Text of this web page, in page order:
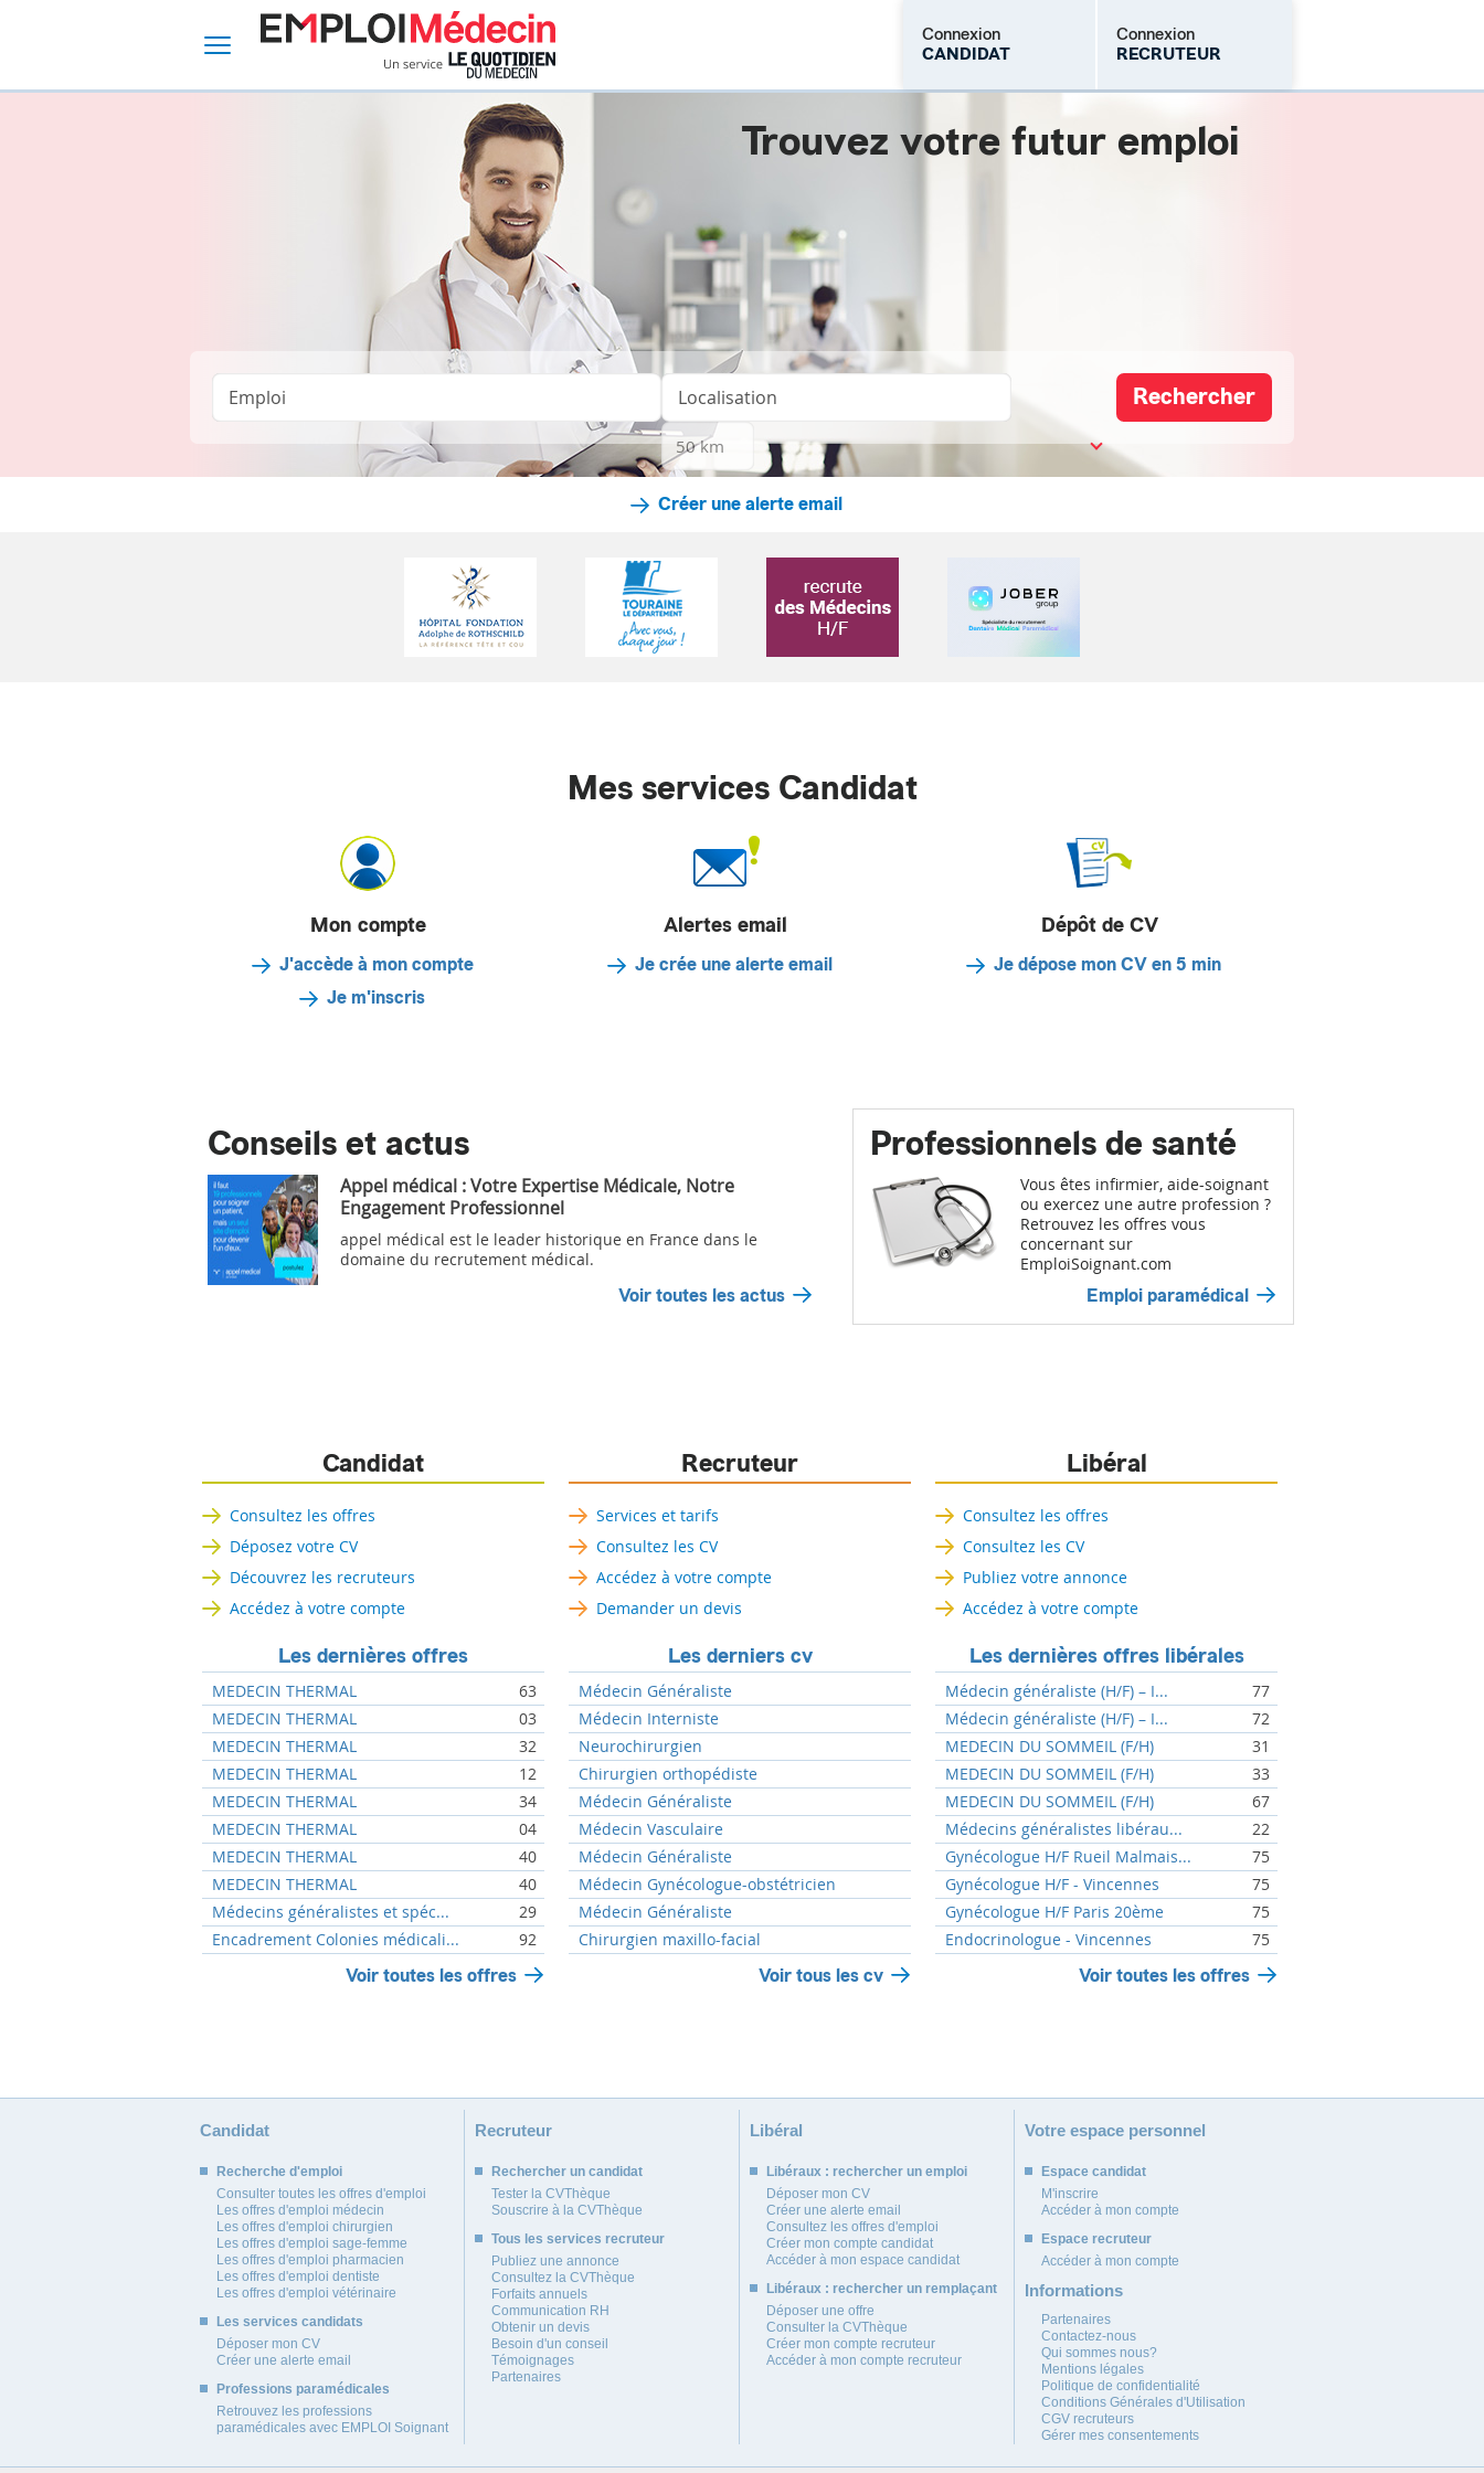
Connexion
CANDIDAT
Connexion
RECRUTEUR
M'inscrire Mot de passe oublié
Trouvez votre futur emploi
Créer une alerte email
Mes services Candidat
Mon compte
J'accède à mon compte
Je m'inscris
Alertes email
Je crée une alerte email
Dépôt de CV
Je dépose mon CV en 5 min
Conseils et actus
Appel médical : Votre Expertise Médicale, Notre
Engagement Professionnel
appel médical est le leader historique en France dans le
domaine du recrutement médical.
Voir toutes les actus
Professionnels de santé
Vous êtes infirmier, aide-soignant
ou exercez une autre profession ?
Retrouvez les offres vous
concernant sur
EmploiSoignant.com
Emploi paramédical
Candidat
Consultez les offres
Déposez votre CV
Découvrez les recruteurs
Accédez à votre compte
Les dernières offres
MEDECIN THERMAL
63
MEDECIN THERMAL
03
MEDECIN THERMAL
32
MEDECIN THERMAL
12
MEDECIN THERMAL
34
MEDECIN THERMAL
04
MEDECIN THERMAL
40
MEDECIN THERMAL
40
Médecins généralistes et spéc...
29
Encadrement Colonies médicali...
92
Voir toutes les offres
Recruteur
Services et tarifs
Consultez les CV
Accédez à votre compte
Demander un devis
Les derniers cv
Médecin Généraliste
Médecin Interniste
Neurochirurgien
Chirurgien orthopédiste
Médecin Généraliste
Médecin Vasculaire
Médecin Généraliste
Médecin Gynécologue-obstétricien
Médecin Généraliste
Chirurgien maxillo-facial
Voir tous les cv
Libéral
Consultez les offres
Consultez les CV
Publiez votre annonce
Accédez à votre compte
Les dernières offres libérales
Médecin généraliste (H/F) – I...
77
Médecin généraliste (H/F) – I...
72
MEDECIN DU SOMMEIL (F/H)
31
MEDECIN DU SOMMEIL (F/H)
33
MEDECIN DU SOMMEIL (F/H)
67
Médecins généralistes libérau...
22
Gynécologue H/F Rueil Malmais...
75
Gynécologue H/F - Vincennes
75
Gynécologue H/F Paris 20ème
75
Endocrinologue - Vincennes
75
Voir toutes les offres
Candidat
Recherche d'emploi
Consulter toutes les offres d'emploi
Les offres d'emploi médecin
Les offres d'emploi chirurgien
Les offres d'emploi sage-femme
Les offres d'emploi pharmacien
Les offres d'emploi dentiste
Les offres d'emploi vétérinaire
Les services candidats
Déposer mon CV
Créer une alerte email
Professions paramédicales
Retrouvez les professions
paramédicales avec EMPLOI Soignant
Recruteur
Rechercher un candidat
Tester la CVThèque
Souscrire à la CVThèque
Tous les services recruteur
Publiez une annonce
Consultez la CVThèque
Forfaits annuels
Communication RH
Obtenir un devis
Besoin d'un conseil
Témoignages
Partenaires
Libéral
Libéraux : rechercher un emploi
Déposer mon CV
Créer une alerte email
Consultez les offres d'emploi
Créer mon compte candidat
Accéder à mon espace candidat
Libéraux : rechercher un remplaçant
Déposer une offre
Consulter la CVThèque
Créer mon compte recruteur
Accéder à mon compte recruteur
Votre espace personnel
Espace candidat
M'inscrire
Accéder à mon compte
Espace recruteur
Accéder à mon compte
Informations
Partenaires
Contactez-nous
Qui sommes nous?
Mentions légales
Politique de confidentialité
Conditions Générales d'Utilisation
CGV recruteurs
Gérer mes consentements